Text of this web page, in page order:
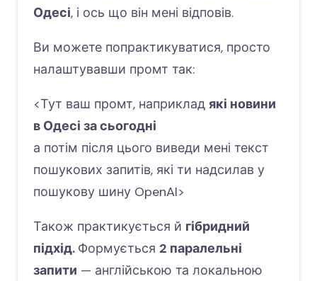
Одесі, і ось що він мені відповів.
Ви можете попрактикуватися, просто
налаштувавши промт так:
<Тут ваш промт, наприклад які новини
в Одесі за сьогодні
а потім після цього виведи мені текст
пошукових запитів, які ти надсилав у
пошукову шину OpenAI>
Також практикується й гібридний
підхід. Формується 2 паралельні
запити — англійською та локальною